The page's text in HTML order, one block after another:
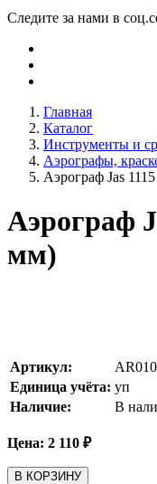
Следите за нами в
Главная
Каталог
Инструменты и
Аэрографы,
Аэрограф Jas
Аэрограф
мм)
Артикул:
Единица учёта: уп
Наличие:
В
Цена: 2 110 ₽
В КОРЗИНУ